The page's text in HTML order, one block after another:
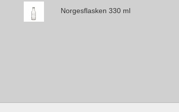
Norgesflasken 330 ml